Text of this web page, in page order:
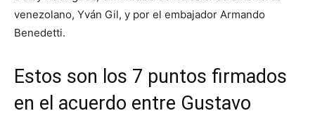
venezolano, Yván Gil, y por el embajador Armando
Benedetti.
Estos son los 7 puntos firmados
en el acuerdo entre Gustavo